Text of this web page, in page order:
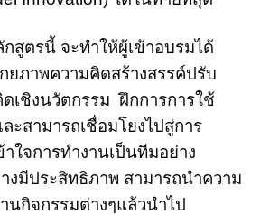
สูตรนี้ จะทำให้ผู้เข้าอบรมได้
ยภาพความคิดสร้างสรรค์ปรับ
เชิงนวัตกรรม ฝึกการการใช้
ะสามารถเชื่อมโยงไปสู่การ
ใจการทำงานเป็นทีมอย่าง
งมีประสิทธิภาพ สามารถนำความ
นกิจกรรมต่างๆแล้วนำไป